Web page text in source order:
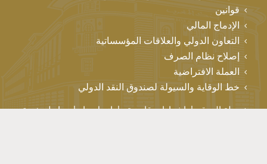
قوانين
الإدماج المالي
التعاون الدولي والعلاقات المؤسساتية
إصلاح نظام الصرف
العملة الافتراضية
خط الوقاية والسيولة لصندوق النقد الدولي
خريطة الموقع إشعارات قانونية اتصل بنا روابط مفيدة